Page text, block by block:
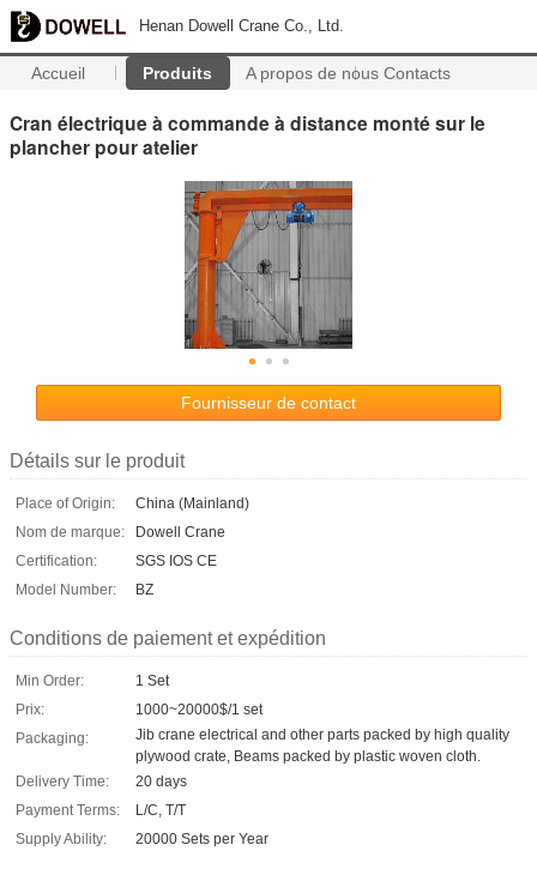
Henan Dowell Crane Co., Ltd.
Accueil Produits A propos de nous Contacts
Cran électrique à commande à distance monté sur le
plancher pour atelier
Fournisseur de contact
Détails sur le produit
Place of Origin:
China (Mainland)
Nom de marque:
Dowell Crane
Certification:
SGS IOS CE
Model Number:
BZ
Conditions de paiement et expédition
Min Order:
1 Set
Prix:
1000~20000$/1 set
Packaging:
Jib crane electrical and other parts packed by high quality
plywood crate, Beams packed by plastic woven cloth.
Delivery Time:
20 days
Payment Terms:
L/C, T/T
Supply Ability:
20000 Sets per Year